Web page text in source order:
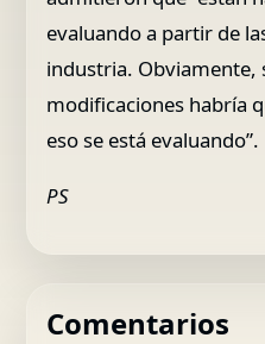
evaluando a partir de
industria. Obviamente,
modificaciones habría
eso se está evaluando”.
PS
Comentarios